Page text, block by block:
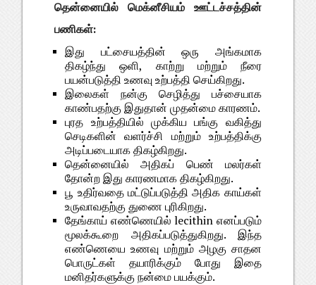
தென்னையில் மெக்னீசியம் ஊட்டச்சத்தின்
பணிகள்:
இது பட்சையத்தின் ஒரு அங்கமாக
திகழ்ந்து ஒளி, காற்று மற்றும் நீரை
பயன்படுத்தி உணவு உற்பத்தி செய்கிறது.
இலைகள் நன்கு செழித்து பச்சையாக
காண்பதற்கு இதுதான் முதன்மை காரணம்.
புரத உற்பத்தியில் முக்கிய பங்கு வகித்து
செடிகளின் வளர்ச்சி மற்றும் உற்பத்திக்கு
அடிப்படையாக திகழ்கிறது.
தென்னையில் அதிகப் பெண் மலர்கள்
தோன்ற இது காரணமாக திகழ்கிறது.
பூ உதிர்வதை மட்டுப்படுத்தி அதிக காய்கள்
உருவாவதற்கு துணை புரிகிறது.
தேங்காய் எண்ணெயில் lecithin எனப்படும்
மூலக்கூறை அதிகப்படுத்துகிறது. இந்த
எண்ணெயை உணவு மற்றும் அழகு சாதன
பொருட்கள் தயாரிக்கும் போது இதை
மனிதர்களுக்கு நன்மை பயக்கும்.